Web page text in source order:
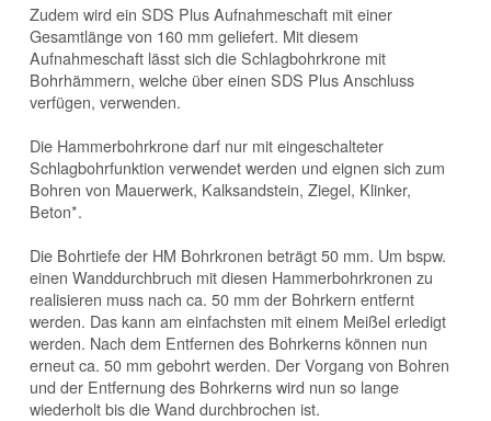
Zudem wird ein SDS Plus Aufnahmeschaft mit einer
Gesamtlänge von 160 mm geliefert. Mit diesem
Aufnahmeschaft lässt sich die Schlagbohrkrone mit
Bohrhämmern, welche über einen SDS Plus Anschluss
verfügen, verwenden.
Die Hammerbohrkrone darf nur mit eingeschalteter
Schlagbohrfunktion verwendet werden und eignen sich zum
Bohren von Mauerwerk, Kalksandstein, Ziegel, Klinker,
Beton*.
Die Bohrtiefe der HM Bohrkronen beträgt 50 mm. Um bspw.
einen Wanddurchbruch mit diesen Hammerbohrkronen zu
realisieren muss nach ca. 50 mm der Bohrkern entfernt
werden. Das kann am einfachsten mit einem Meißel erledigt
werden. Nach dem Entfernen des Bohrkerns können nun
erneut ca. 50 mm gebohrt werden. Der Vorgang von Bohren
und der Entfernung des Bohrkerns wird nun so lange
wiederholt bis die Wand durchbrochen ist.